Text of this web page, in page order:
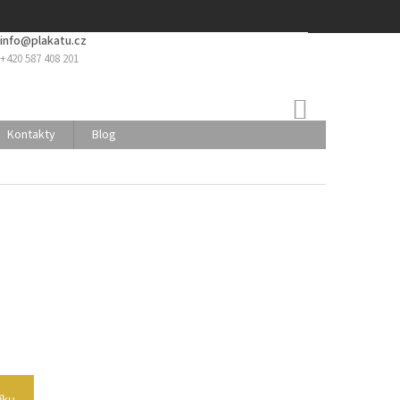
+420 587 408 201
info@plakatu.cz
KOŠÍK
Kontakty
Blog